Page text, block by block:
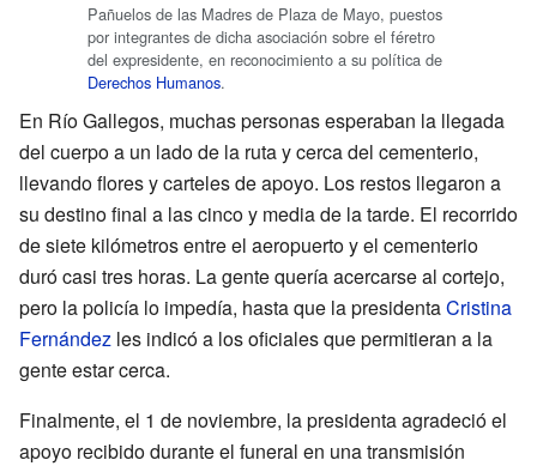
Pañuelos de las Madres de Plaza de Mayo, puestos
por integrantes de dicha asociación sobre el féretro
del expresidente, en reconocimiento a su política de
Derechos Humanos.
En Río Gallegos, muchas personas esperaban la llegada
del cuerpo a un lado de la ruta y cerca del cementerio,
llevando flores y carteles de apoyo. Los restos llegaron a
su destino final a las cinco y media de la tarde. El recorrido
de siete kilómetros entre el aeropuerto y el cementerio
duró casi tres horas. La gente quería acercarse al cortejo,
pero la policía lo impedía, hasta que la presidentaCristina
Fernández les indicó a los oficiales que permitieran a la
gente estar cerca.
Finalmente, el 1 de noviembre, la presidenta agradeció el
apoyo recibido durante el funeral en una transmisión